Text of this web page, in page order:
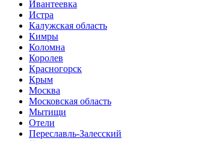
Ивантеевка
Истра
Калужская область
Кимры
Коломна
Королев
Красногорск
Крым
Москва
Московская область
Мытищи
Отели
Переславль-Залесский